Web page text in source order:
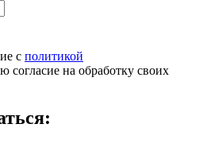
с политикой
согласие на обработку своих